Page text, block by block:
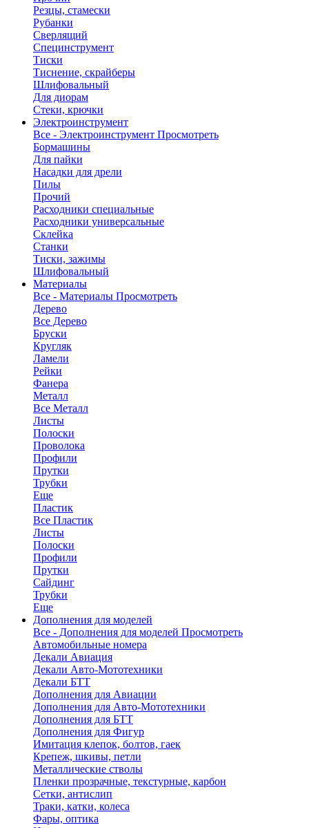
Резцы, стамески
Рубанки
Сверлящий
Специнструмент
Тиски
Тиснение, скрайберы
Шлифовальный
Для диорам
Стеки, крючки
Электроинструмент
Все - Электроинструмент Просмотреть
Бормашины
Для пайки
Насадки для дрели
Пилы
Прочий
Расходники специальные
Расходники универсальные
Склейка
Станки
Тиски, зажимы
Шлифовальный
Материалы
Все - Материалы Просмотреть
Дерево
Все Дерево
Бруски
Кругляк
Ламели
Рейки
Фанера
Металл
Все Металл
Листы
Полоски
Проволока
Профили
Прутки
Трубки
Еще
Пластик
Все Пластик
Листы
Полоски
Профили
Прутки
Сайдинг
Трубки
Еще
Дополнения для моделей
Все - Дополнения для моделей Просмотреть
Автомобильные номера
Декали Авиация
Декали Авто-Мототехники
Декали БТТ
Дополнения для Авиации
Дополнения для Авто-Мототехники
Дополнения для БТТ
Дополнения для Фигур
Имитация клепок, болтов, гаек
Крепеж, шкивы, петли
Металлические стволы
Пленки прозрачные, текстурные, карбон
Сетки, антислип
Траки, катки, колеса
Фары, оптика